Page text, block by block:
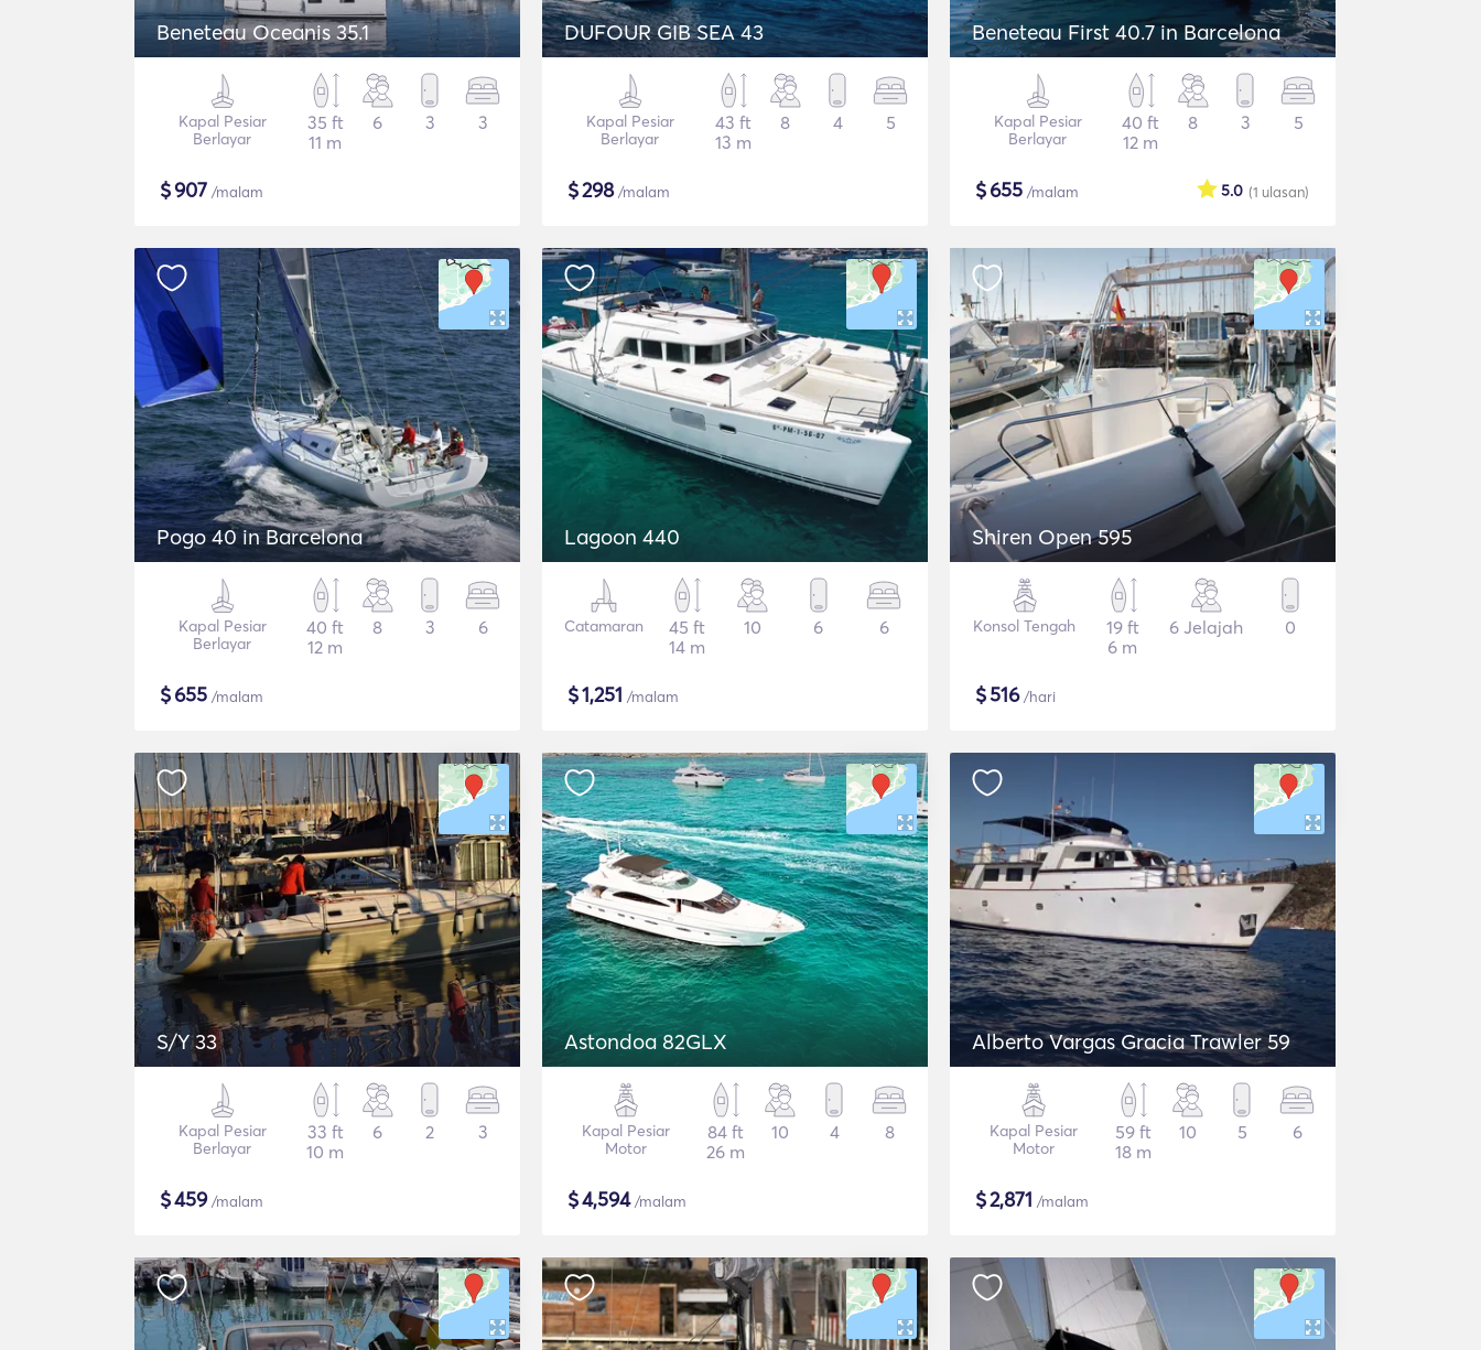
Beneteau Oceanis 35.1
Kapal Pesiar
Berlayar
35 ft
11 m
6 3 3
$907 /malam
DUFOUR GIB SEA 43
Kapal Pesiar
Berlayar
43 ft
13 m
8 4 5
$298/malam
Beneteau First 40.7 in Barcelona
Kapal Pesiar
Berlayar
40 ft
12 m
8 3 5
$655 /malam (1 ulasan)
5.0
Pogo 40 in Barcelona
Kapal Pesiar
Berlayar
40 ft
12 m
8 3 6
$655 /malam
Lagoon 440
Catamaran
45 ft
14 m
10 6 6
$1,251 /malam
Shiren Open 595
Konsol Tengah
19 ft
6 m
6 Jelajah 0
$516/hari
S/Y 33
Kapal Pesiar
Berlayar
33 ft
10 m
6 2 3
$459/malam
Astondoa 82GLX
Kapal Pesiar
Motor
84 ft
26 m
10 4 8
$4,594/malam
Alberto Vargas Gracia Trawler 59
Kapal Pesiar
Motor
59 ft
18 m
10 5 6
$2,871 /malam